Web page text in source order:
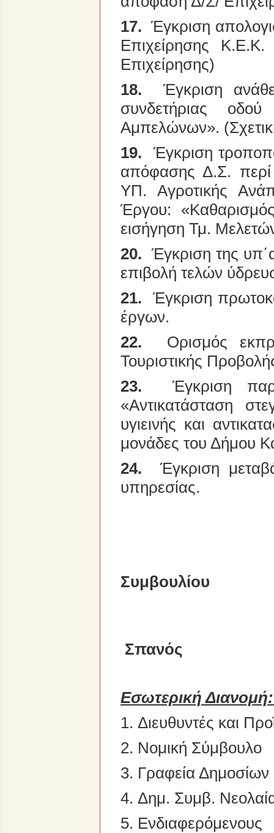
17. Έγκριση
Επιχείρησης
Επιχείρησης)
18.
Έγκριση
συνδετήριας
Αμπελώνων».
19.
Έγκριση
απόφασης Δ.Σ.
ΥΠ. Αγροτικής
Έργου:
εισήγηση Τμ.
20. Έγκριση της
επιβολή τελών
21.
Έγκριση
έργων.
22.
Ορισμός
Τουριστικής
23.
Έγκριση
«Αντικατάσταση
υγιεινής και
μονάδες του Δήμου
24.
Έγκριση
υπηρεσίας.
Συμβουλίου
Σπανός
Εσωτερική
1. Διευθυντές και
2. Νομική Σύμβουλο
3. Γραφεία
4. Δημ. Συμβ.
5.